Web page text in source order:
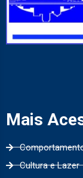
Mais
Cultura e Lazer